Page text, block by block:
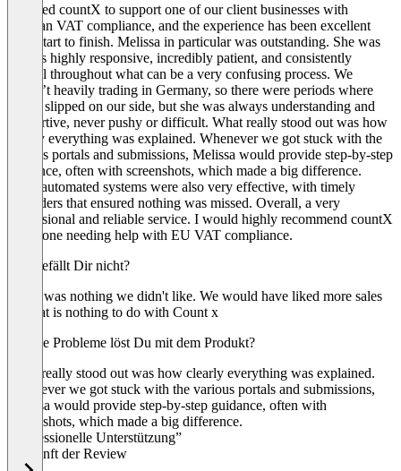
We used countX to support one of our client businesses with
German VAT compliance, and the experience has been excellent
from start to finish. Melissa in particular was outstanding. She was
always highly responsive, incredibly patient, and consistently
helpful throughout what can be a very confusing process. We
weren’t heavily trading in Germany, so there were periods where
things slipped on our side, but she was always understanding and
supportive, never pushy or difficult. What really stood out was how
clearly everything was explained. Whenever we got stuck with the
various portals and submissions, Melissa would provide step-by-step
guidance, often with screenshots, which made a big difference.
Their automated systems were also very effective, with timely
reminders that ensured nothing was missed. Overall, a very
professional and reliable service. I would highly recommend countX
to anyone needing help with EU VAT compliance.
Was gefällt Dir nicht?
There was nothing we didn't like. We would have liked more sales
but that is nothing to do with Count x
Welche Probleme löst Du mit dem Produkt?
What really stood out was how clearly everything was explained.
Whenever we got stuck with the various portals and submissions,
Melissa would provide step-by-step guidance, often with
screenshots, which made a big difference.
“Professionelle Unterstützung”
Herkunft der Review